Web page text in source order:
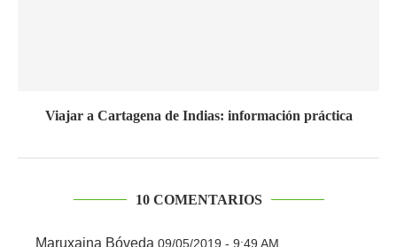
Viajar a Cartagena de Indias: información práctica
10 COMENTARIOS
Maruxaina Bóveda 09/05/2019 - 9:49 AM